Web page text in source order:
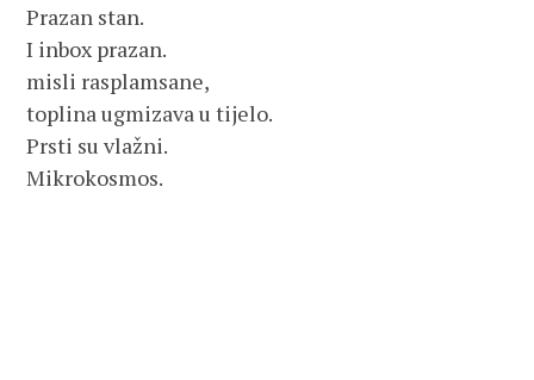
Prazan stan.
I inbox prazan.
misli rasplamsane,
toplina ugmizava u tijelo.
Prsti su vlažni.
Mikrokosmos.